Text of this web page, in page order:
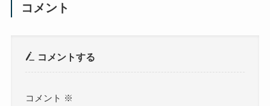
コメント
コメントする
コメント ※